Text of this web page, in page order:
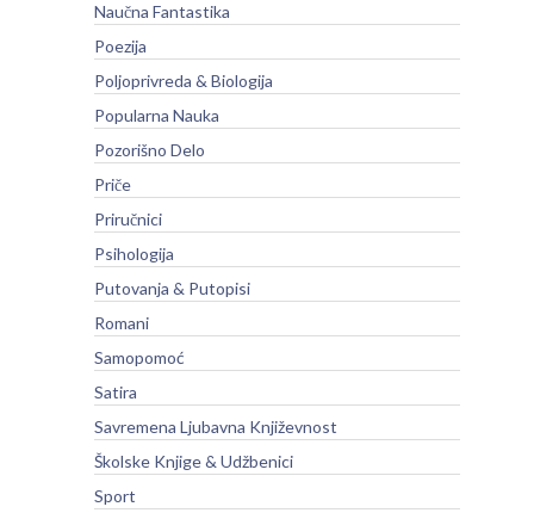
Naučna Fantastika
Poezija
Poljoprivreda & Biologija
Popularna Nauka
Pozorišno Delo
Priče
Priručnici
Psihologija
Putovanja & Putopisi
Romani
Samopomoć
Satira
Savremena Ljubavna Književnost
Školske Knjige & Udžbenici
Sport